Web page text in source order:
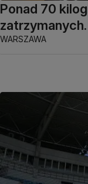
Ponad 70
WARSZAWA